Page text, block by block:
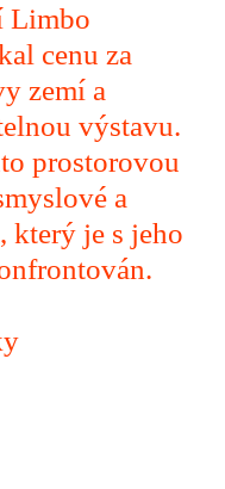
Limbo
cenu za
zemí a
výstavu.
prostorovou
a
je s jeho